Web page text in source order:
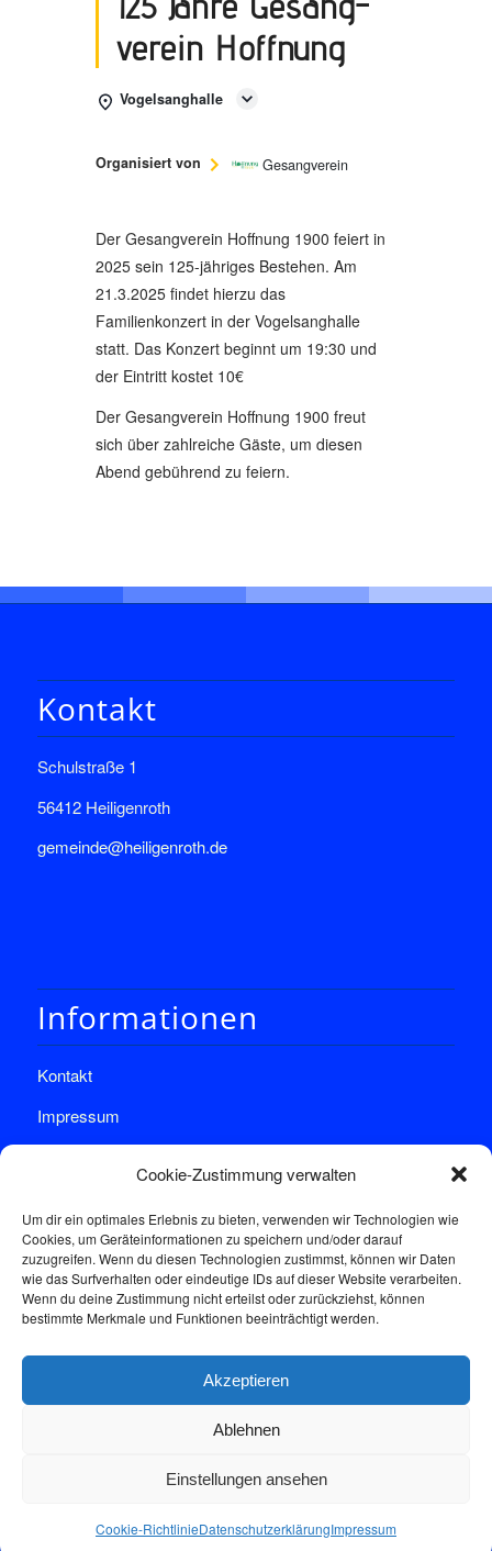
Cookie-Zustimmung verwalten
Um dir ein optimales Erlebnis zu bieten, verwenden wir Technologien wie
Cookies, um Geräteinformationen zu speichern und/oder darauf
zuzugreifen. Wenn du diesen Technologien zustimmst, können wir Daten
wie das Surfverhalten oder eindeutige IDs auf dieser Website verarbeiten.
Wenn du deine Zustimmung nicht erteilst oder zurückziehst, können
bestimmte Merkmale und Funktionen beeinträchtigt werden.
Akzeptieren
Ablehnen
Einstellungen ansehen
Cookie-RichtlinieDatenschutzerklärungImpressum
verein Hoffnung
Vogelsanghalle
Organisiert von Gesangverein
Der Gesangverein Hoffnung 1900 feiert in
2025 sein 125-jähriges Bestehen. Am
21.3.2025 findet hierzu das
Familienkonzert in der Vogelsanghalle
statt. Das Konzert beginnt um 19:30 und
der Eintritt kostet 10€
Der Gesangverein Hoffnung 1900 freut
sich über zahlreiche Gäste, um diesen
Abend gebührend zu feiern.
Kontakt
Schulstraße 1
56412 Heiligenroth
gemeinde@heiligenroth.de
Informationen
Kontakt
Impressum
Sprechstunde
Donnerstags: 17:00-18:30
© Copyright - Heiligenroth |Impressum|Datenschutzerklärung